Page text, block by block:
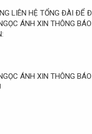
LIÊN HỆ TỔNG ĐÀI ĐỂ